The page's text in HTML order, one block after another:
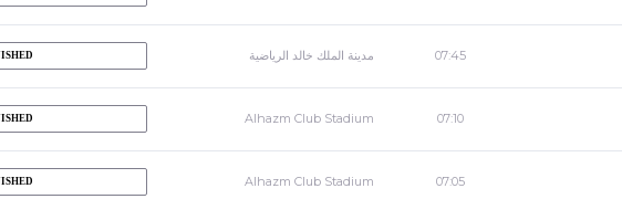
07:45 مدينة الملك خالد الرياضية
07:10
Alhazm Club Stadium
07:05
Alhazm Club Stadium